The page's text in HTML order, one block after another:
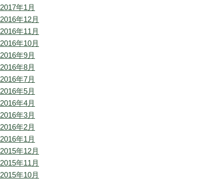
2017年1月
2016年12月
2016年11月
2016年10月
2016年9月
2016年8月
2016年7月
2016年5月
2016年4月
2016年3月
2016年2月
2016年1月
2015年12月
2015年11月
2015年10月